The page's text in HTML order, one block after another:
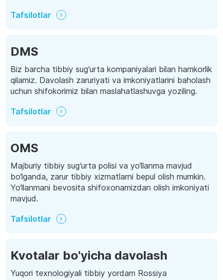
Tafsilotlar
DMS
Biz barcha tibbiy sug‘urta kompaniyalari bilan hamkorlik
qilamiz. Davolash zaruriyati va imkoniyatlarini baholash
uchun shifokorimiz bilan maslahatlashuvga yoziling.
Tafsilotlar
OMS
Majburiy tibbiy sug‘urta polisi va yo‘llanma mavjud
bo‘lganda, zarur tibbiy xizmatlarni bepul olish mumkin.
Yo‘llanmani bevosita shifoxonamizdan olish imkoniyati
mavjud.
Tafsilotlar
Kvotalar bo'yicha davolash
Yuqori texnologiyali tibbiy yordam Rossiya